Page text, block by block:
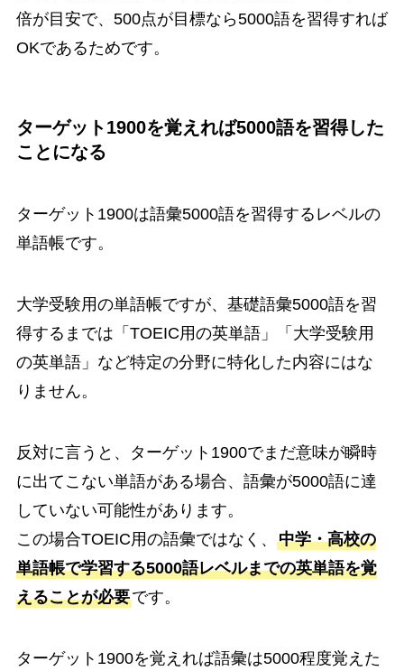
倍が目安で、500点が目標なら5000語を習得すれば
OKであるためです。
ターゲット1900を覚えれば5000語を習得した
ことになる
ターゲット1900は語彙5000語を習得するレベルの
単語帳です。
大学受験用の単語帳ですが、基礎語彙5000語を習
得するまでは「TOEIC用の英単語」「大学受験用
の英単語」など特定の分野に特化した内容にはな
りません。
反対に言うと、ターゲット1900でまだ意味が瞬時
に出てこない単語がある場合、語彙が5000語に達
していない可能性があります。
この場合TOEIC用の語彙ではなく、 中学・高校の
単語帳で学習する5000語レベルまでの英単語を覚
えることが必要です。
ターゲット1900を覚えれば語彙は5000程度覚えた